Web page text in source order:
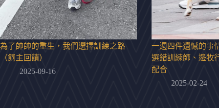
為了帥帥的重生，我們選擇訓練之路
（飼主回饋）
2025-09-16
一週四件遺憾的事
選錯訓練師、邊牧
配合
2025-02-24